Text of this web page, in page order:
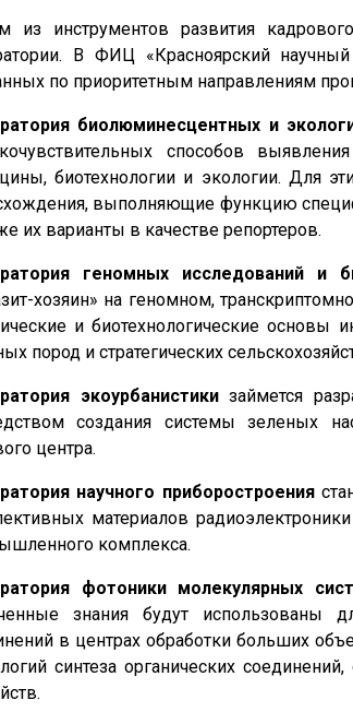
из инструментов развития
В ФИЦ «Красноярский
по приоритетным направлениям
биолюминесцентных и
способов
биотехнологии и экологии. Для
выполняющие функцию
их варианты в качестве репортеров.
геномных исследований и
хозяин» на геномном,
и биотехнологические
пород и стратегических
экоурбанистикизаймется
создания системы зеленых
центра.
научного приборостроения
материалов
комплекса.
фотоники молекулярных
знания будут использованы
в центрах обработки больших
синтеза органических